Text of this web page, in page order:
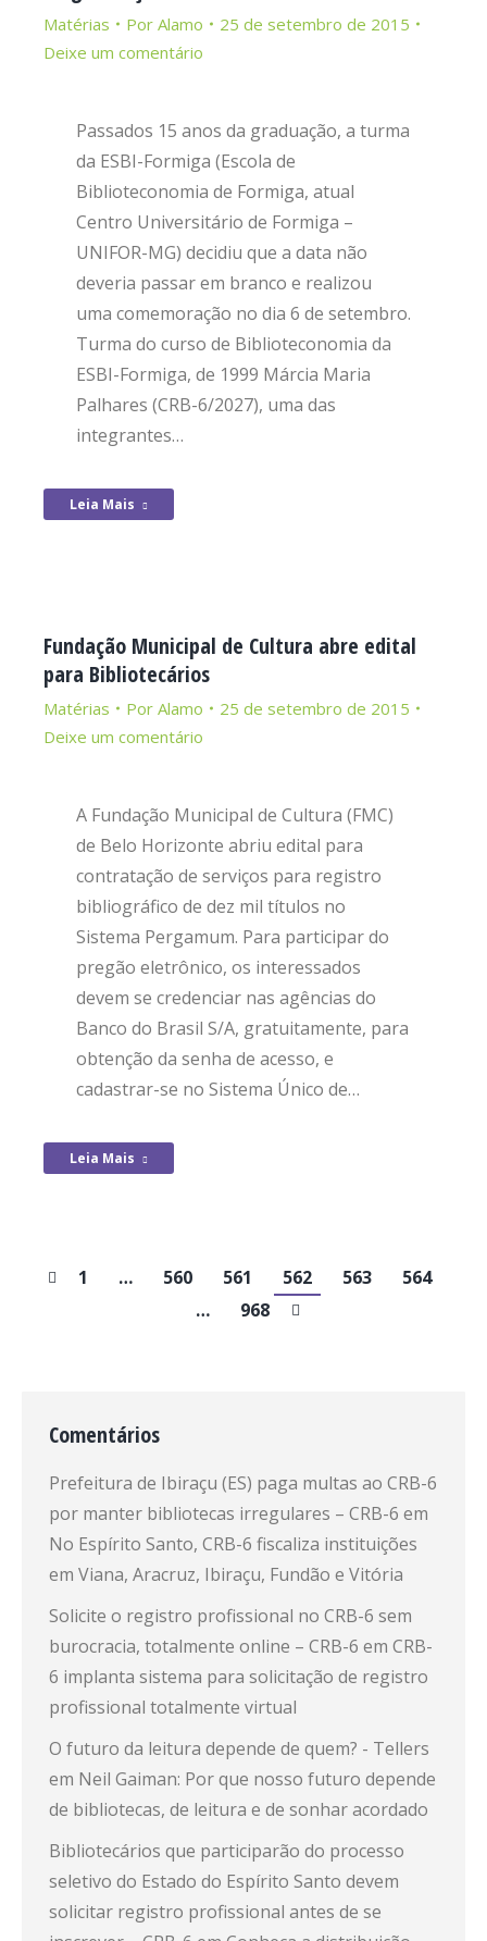
Matérias Por Alamo
25 de setembro de 2015
Deixe um comentário
Passados 15 anos da graduação, a turma
da ESBI-Formiga (Escola de
Biblioteconomia de Formiga, atual
Centro Universitário de Formiga –
UNIFOR-MG) decidiu que a data não
deveria passar em branco e realizou
uma comemoração no dia 6 de setembro.
Turma do curso de Biblioteconomia da
ESBI-Formiga, de 1999 Márcia Maria
Palhares (CRB-6/2027), uma das
integrantes…
Leia Mais
Fundação Municipal de Cultura abre edital
para Bibliotecários
Matérias Por Alamo
25 de setembro de 2015
Deixe um comentário
A Fundação Municipal de Cultura (FMC)
de Belo Horizonte abriu edital para
contratação de serviços para registro
bibliográfico de dez mil títulos no
Sistema Pergamum. Para participar do
pregão eletrônico, os interessados
devem se credenciar nas agências do
Banco do Brasil S/A, gratuitamente, para
obtenção da senha de acesso, e
cadastrar-se no Sistema Único de…
Leia Mais
1 … 560 561 562 563
564
…
968
Comentários
Prefeitura de Ibiraçu (ES) paga multas ao CRB-6
por manter bibliotecas irregulares – CRB-6 em
No Espírito Santo, CRB-6 fiscaliza instituições
em Viana, Aracruz, Ibiraçu, Fundão e Vitória
Solicite o registro profissional no CRB-6 sem
burocracia, totalmente online – CRB-6 em CRB-
6 implanta sistema para solicitação de registro
profissional totalmente virtual
O futuro da leitura depende de quem? - Tellers
em Neil Gaiman: Por que nosso futuro depende
de bibliotecas, de leitura e de sonhar acordado
Bibliotecários que participarão do processo
seletivo do Estado do Espírito Santo devem
solicitar registro profissional antes de se